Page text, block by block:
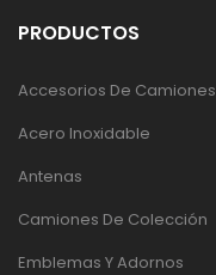
PRODUCTOS
Accesorios De Camiones
Acero Inoxidable
Antenas
Camiones De Colección
Emblemas Y Adornos